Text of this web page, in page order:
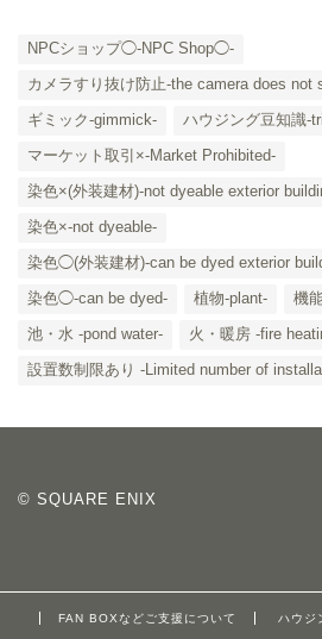
NPCショップ◯-NPC Shop◯-
カメラすり抜け防止-the camera does not
ギミック-gimmick-
ハウジング豆知識-
マーケット取引×-Market Prohibited-
染色×(外装建材)-not dyeable exterior
染色×-not dyeable-
染色◯(外装建材)-can be dyed exterior
染色◯-can be dyed-
植物-plant-
機
池・水 -pond water-
火・暖房 -fire
設置数制限あり -Limited number of
© SQUARE ENIX
FAN BOXなどご支援について ハウジ
HOUSING
ご要望